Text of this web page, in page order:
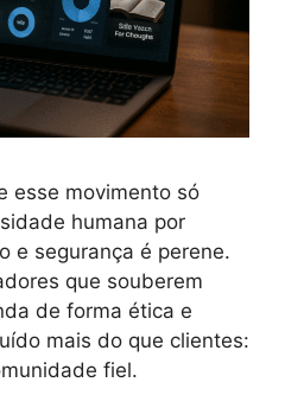
esse movimento só
humana por
e segurança é perene.
que souberem
de forma ética e
mais do que clientes:
fiel.